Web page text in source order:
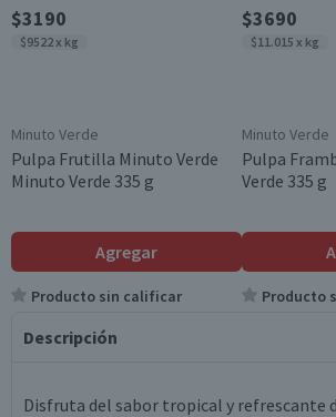
$3190
$9522 x kg
Minuto Verde
Pulpa Frutilla Minuto Verde
Minuto Verde 335 g
Agregar
Producto sin calificar
$3690
$11.015 x kg
Minuto Verde
Pulpa
Verde 335 g
Producto
Descripción
Disfruta del sabor tropical y refrescante